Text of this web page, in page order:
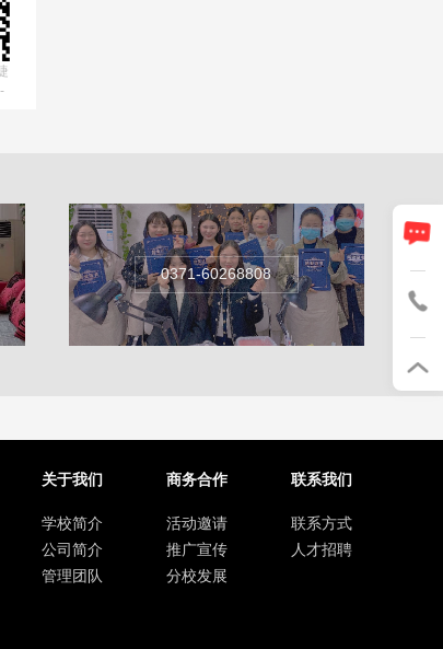
0371-60268808
关于我们
学校简介
公司简介
管理团队
商务合作
活动邀请
推广宣传
分校发展
联系我们
联系方式
人才招聘